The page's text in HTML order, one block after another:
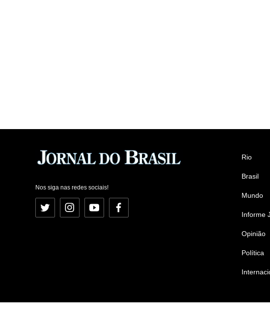
Nos siga nas redes sociais!
Twitter InstagramYouTubeFacebook
Rio
Brasil
Mundo
Informe
Opinião
Política